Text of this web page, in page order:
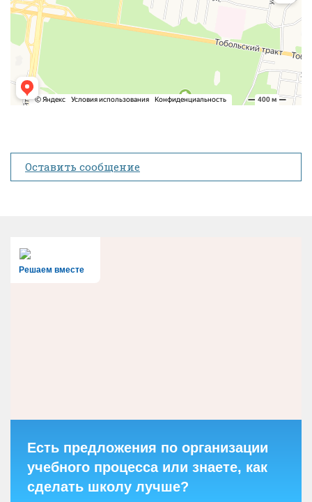
Оставить сообщение
Решаем вместе
Есть предложения по организации
учебного процесса или знаете, как
сделать школу лучше?